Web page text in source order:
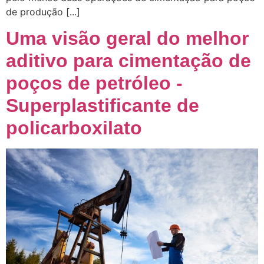
de produção [...]
Uma visão geral do melhor
aditivo para cimentação de
poços de petróleo -
Superplastificante de
policarboxilato